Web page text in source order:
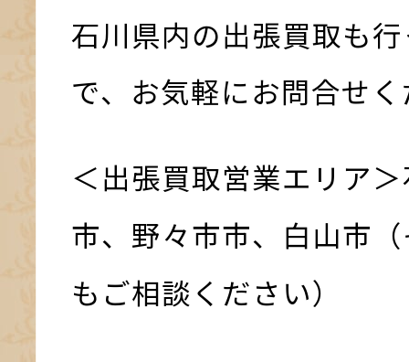
石川県内の出張買取も
で、お気軽にお問合せ
＜出張買取営業エリア
市、野々市市、白山市
もご相談ください）